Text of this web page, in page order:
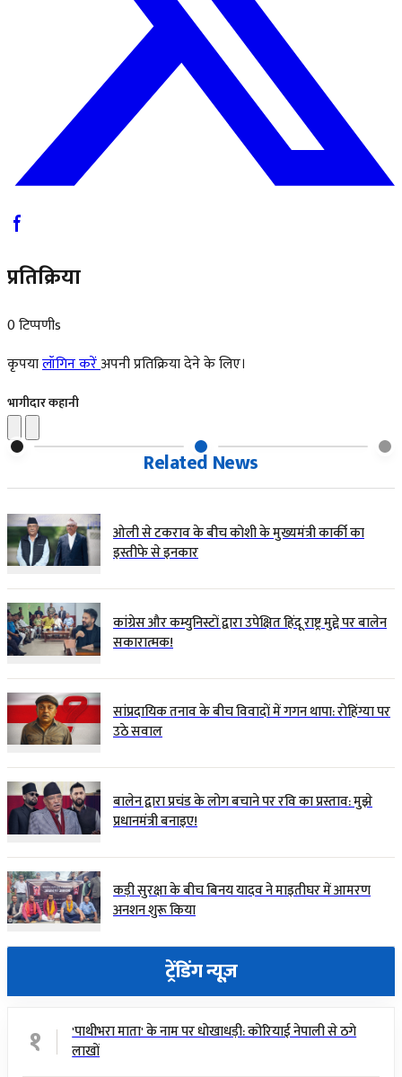
प्रतिक्रिया
0 टिप्पणीs
कृपयालॉगिन करेंअपनी प्रतिक्रिया देने के लिए।
भागीदार कहानी
Related News
ओली से टकराव के बीच कोशी के मुख्यमंत्री कार्की का
इस्तीफे से इनकार
कांग्रेस और कम्युनिस्टों द्वारा उपेक्षित हिंदू राष्ट्र मुद्दे पर बालेन
सकारात्मक!
सांप्रदायिक तनाव के बीच विवादों में गगन थापा: रोहिंग्या पर
उठे सवाल
बालेन द्वारा प्रचंड के लोग बचाने पर रवि का प्रस्ताव: मुझे
प्रधानमंत्री बनाइए!
कड़ी सुरक्षा के बीच बिनय यादव ने माइतीघर में आमरण
अनशन शुरू किया
ट्रेंडिंग न्यूज़
१
'पाथीभरा माता' के नाम पर धोखाधड़ी: कोरियाई नेपाली से ठगे
लाखों